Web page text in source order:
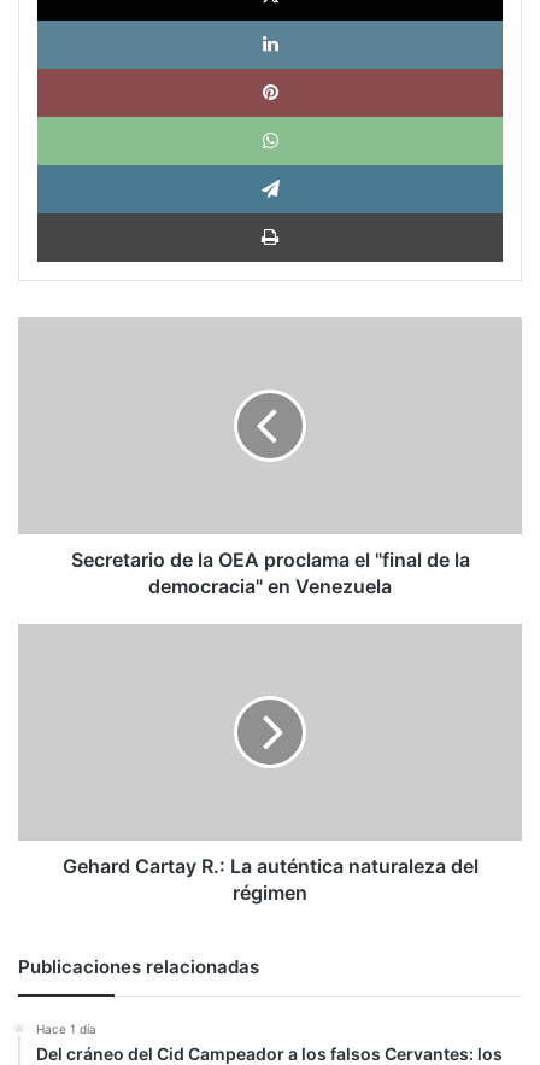
la
democracia"Secretario de la OEA proclama el "final de la
democracia" en Venezuela
Gehard Cartay R.: La auténtica naturaleza del
régimen
Publicaciones relacionadas
Hace 1 día
Del cráneo del Cid Campeador a los falsos Cervantes: los